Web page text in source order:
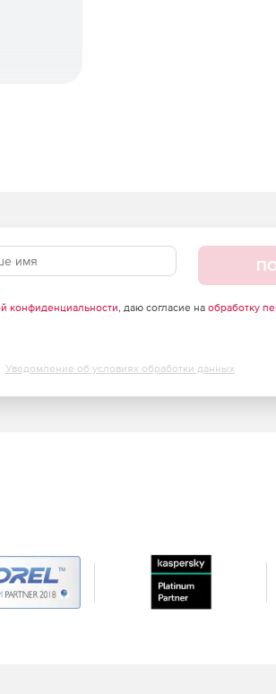
конфиденциальности, даю согласие на обработку
Уведомление об условиях обработки данных